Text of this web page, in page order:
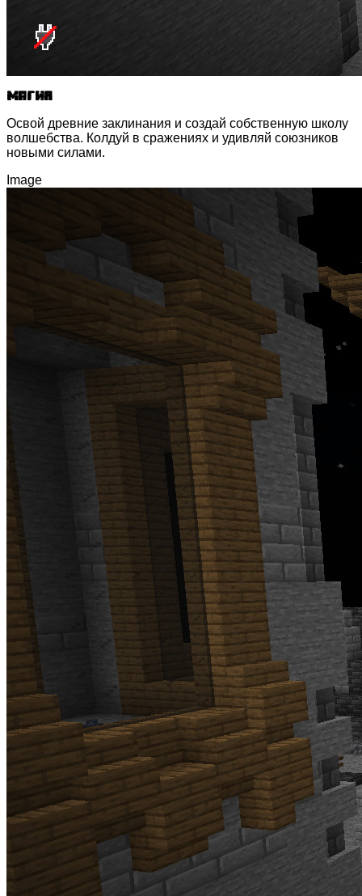
Магия
Освой древние заклинания и создай собственную школу
волшебства. Колдуй в сражениях и удивляй союзников
новыми силами.
Image